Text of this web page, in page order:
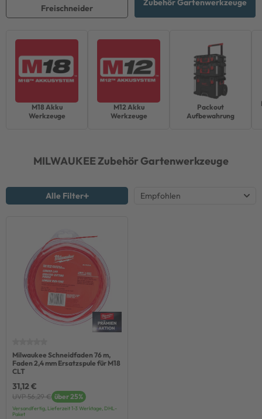
Freischneider
M18 Akku
Werkzeuge
M12 Akku
Werkzeuge
Packout
Aufbewahrung
MILWAUKEEZubehör Gartenwerkzeuge
Alle Filter
Milwaukee Schneidfaden 76 m,
Faden 2,4 mm Ersatzspule für M18
CLT
31,12 €
UVP 56,29 € über 25%
Versandfertig, Lieferzeit 1-3 Werktage, DHL-
Paket